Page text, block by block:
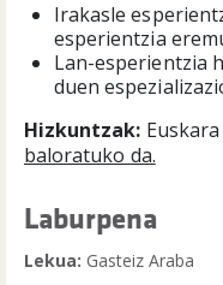
Irakasle
esperientzia
Lan-esperientzia
duen
Hizkuntzak:
baloratuko da.
Laburpena
Lekua: Gasteiz Araba